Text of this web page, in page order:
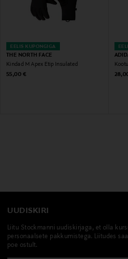
EELIS KUPONGIGA
THE NORTH FACE
Kindad M Apex Etip Insulated
Original Price
55,00 €
UUDISKIRI
Liitu Stockmanni uudiskirjaga, et olla
personaalsete pakkumistega. Liitudes
poe ostult.